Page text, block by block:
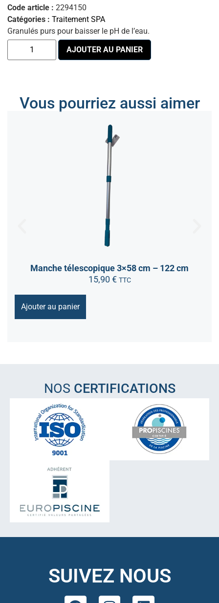
Code article : 2294150
Catégories : Traitement SPA
Granulés purs pour baisser le pH de l’eau.
AJOUTER AU PANIER
Vous pourriez aussi aimer
Manche télescopique 3×58 cm – 122 cm
15,90 € TTC
Ajouter au panier
NOS CERTIFICATIONS
SUIVEZ NOUS